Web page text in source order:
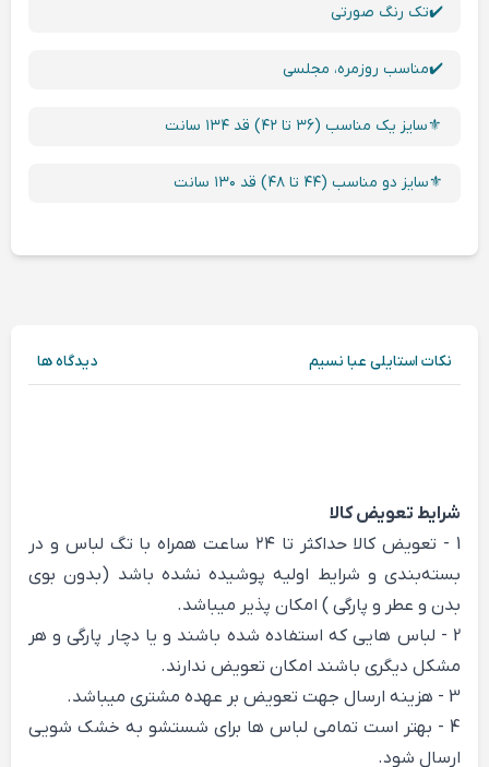
✔️تک رنگ صورتی
✔️مناسب روزمره، مجلسی
⚜️سایز یک مناسب (۳۶ تا ۴۲) قد ۱۳۴ سانت
⚜️سایز دو مناسب (۴۴ تا ۴۸) قد ۱۳۰ سانت
نکات استایلی عبا نسیم دیدگاه ها
شرایط تعویض کالا
1 - تعویض کالا حداکثر تا ۲۴ ساعت همراه با تگ لباس و در
بسته‌بندی و شرایط اولیه پوشیده نشده باشد (بدون بوی
بدن و عطر و پارگی ) امکان پذیر میباشد.
2 - لباس هایی که استفاده شده باشند و یا دچار پارگی و هر
مشکل دیگری باشند امکان تعویض ندارند.
3 - هزینه ارسال جهت تعویض بر عهده مشتری میباشد.
4 - بهتر است تمامی لباس ها برای شستشو به خشک شویی
ارسال شود.